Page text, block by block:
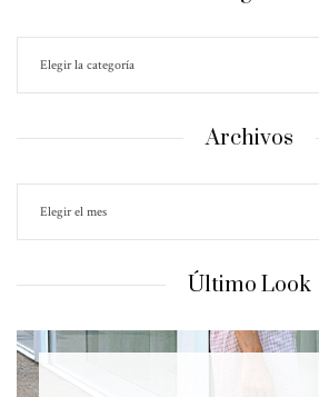
Archivos
Último Look